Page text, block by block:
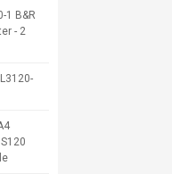
1 B&R
- 2